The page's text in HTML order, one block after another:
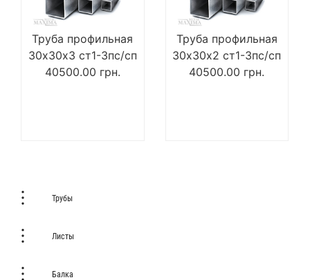
Труба профильная
30х30х3 ст1-3пс/сп
40500.00 грн.
Труба профильная
30х30х2 ст1-3пс/сп
40500.00 грн.
Трубы
Листы
Балка